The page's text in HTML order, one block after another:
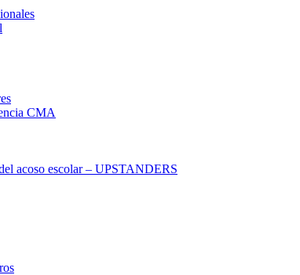
CMA
acoso escolar – UPSTANDERS